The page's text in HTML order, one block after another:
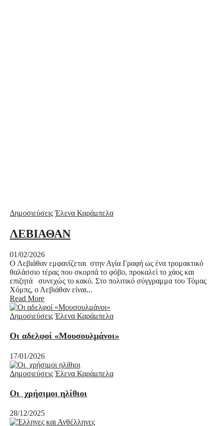
Δημοσιεύσεις Έλενα Καράμπελα
ΛΕΒΙΑΘΑΝ
01/02/2026
Ο Λεβιάθαν εμφανίζεται στην Αγία Γραφή ως ένα τρομακτικό
θαλάσσιο τέρας που σκορπά το φόβο, προκαλεί το χάος και
επιζητά συνεχώς το κακό. Στο πολιτικό σύγγραμμα του Τόμας
Χόμπς, ο Λεβιάθαν είναι...
Read More
Δημοσιεύσεις Έλενα Καράμπελα
Οι αδελφοί «Μουσουλμάνοι»
17/01/2026
Δημοσιεύσεις Έλενα Καράμπελα
Οι χρήσιμοι ηλίθιοι
28/12/2025